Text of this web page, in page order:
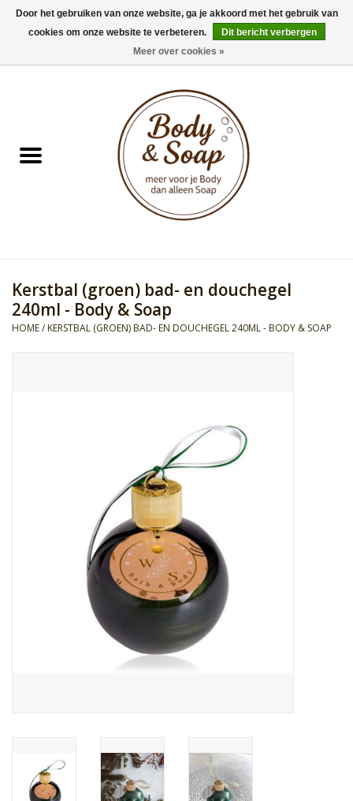
0 Artikelen - €0,00
Doucheproducten
Kids Collection
Women's Collection
Kerstbal (groen) bad- en douchegel
240ml - Body & Soap
HOME/ KERSTBAL (GROEN) BAD- EN DOUCHEGEL 240ML - BODY & SOAP
Door het gebruiken van onze website, ga je akkoord met het gebruik van
cookies om onze website te verbeteren.
Dit bericht verbergen
Meer over cookies »